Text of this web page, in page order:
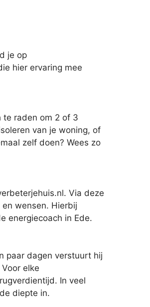
je op
hier ervaring mee
te raden om 2 of 3
van je woning, of
zelf doen? Wees zo
Via deze
wensen. Hierbij
energiecoach in Ede.
paar dagen verstuurt hij
elke
In veel
diepte in.